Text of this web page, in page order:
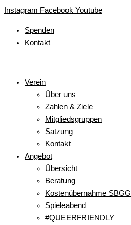
Zum
springen
Instagram Facebook Youtube
Main
Spenden
Kontakt
Main
Verein
Über uns
Zahlen & Ziele
Mitgliedsgruppen
Satzung
Kontakt
Angebot
Übersicht
Beratung
Kostenübernahme SBGG
Spieleabend
#QUEERFRIENDLY
Main
Main
Main